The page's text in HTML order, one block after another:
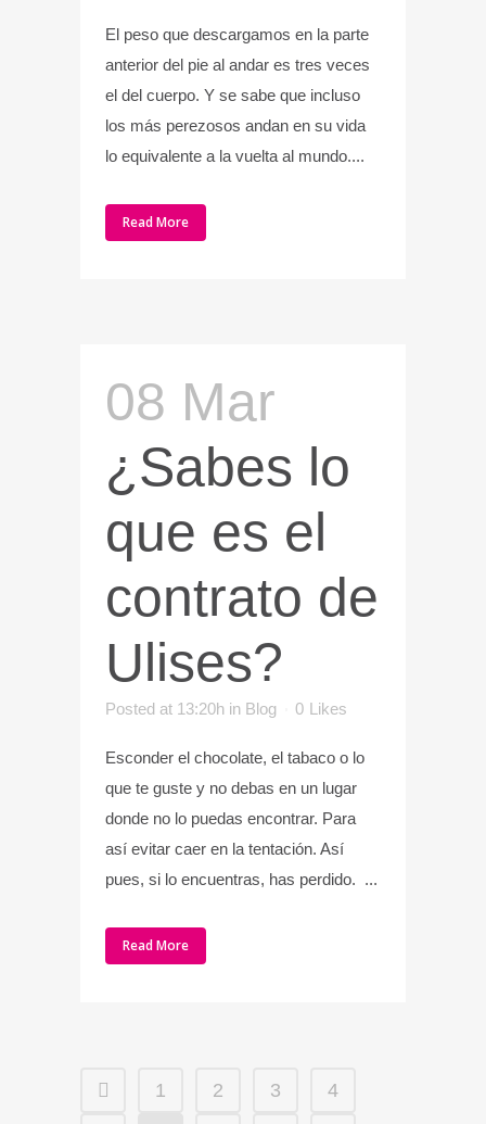
El peso que descargamos en la parte
anterior del pie al andar es tres veces
el del cuerpo. Y se sabe que incluso
los más perezosos andan en su vida
lo equivalente a la vuelta al mundo....
Read More
08 Mar
¿Sabes lo
que es el
contrato de
Ulises?
Posted at 13:20h in Blog 0 Likes
Esconder el chocolate, el tabaco o lo
que te guste y no debas en un lugar
donde no lo puedas encontrar. Para
así evitar caer en la tentación. Así
pues, si lo encuentras, has perdido. ...
Read More
1 2 3 4